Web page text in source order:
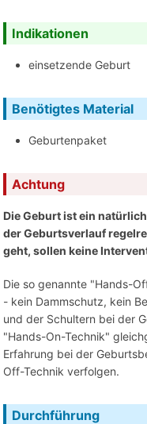
Indikationen
einsetzende Geburt
Benötigtes Material
Geburtenpaket
Achtung
Die Geburt ist ein
der Geburtsverlauf
geht, sollen keine
Die so genannte "Hands-
- kein Dammschutz, kein
und der Schultern bei der
"Hands-On-Technik"
Erfahrung bei der
Off-Technik verfolgen.
Durchführung